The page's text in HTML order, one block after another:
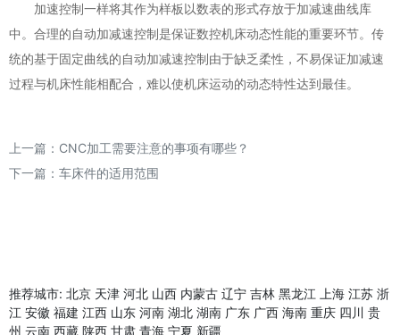
加速控制一样将其作为样板以数表的形式存放于加减速曲线库
中。合理的自动加减速控制是保证数控机床动态性能的重要环节。传
统的基于固定曲线的自动加减速控制由于缺乏柔性，不易保证加减速
过程与机床性能相配合，难以使机床运动的动态特性达到最佳。
上一篇： CNC加工需要注意的事项有哪些？
下一篇： 车床件的适用范围
推荐城市: 北京 天津 河北 山西 内蒙古 辽宁 吉林 黑龙江 上海 江苏 浙
江 安徽 福建 江西 山东 河南 湖北 湖南 广东 广西 海南 重庆 四川 贵
州 云南 西藏 陕西 甘肃 青海 宁夏 新疆